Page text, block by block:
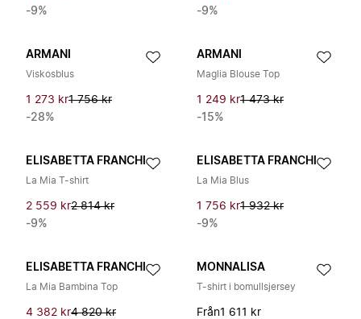
-9%
-9%
ARMANI
Viskosblus
1 273 kr1 756 kr
-28%
ARMANI
Maglia Blouse Top
1 249 kr1 473 kr
-15%
ELISABETTA FRANCHI
La Mia T-shirt
2 559 kr2 814 kr
-9%
ELISABETTA FRANCHI
La Mia Blus
1 756 kr1 932 kr
-9%
ELISABETTA FRANCHI
La Mia Bambina Top
4 382 kr4 820 kr
MONNALISA
T-shirt i bomullsjersey
Från1 611 kr